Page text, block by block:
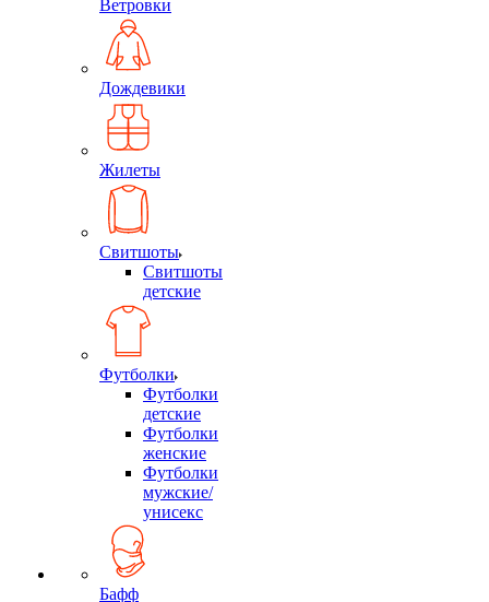
Ветровки
Дождевики
Жилеты
Свитшоты
Свитшоты
детские
Футболки
Футболки
детские
Футболки
женские
Футболки
мужские/
унисекс
Бафф